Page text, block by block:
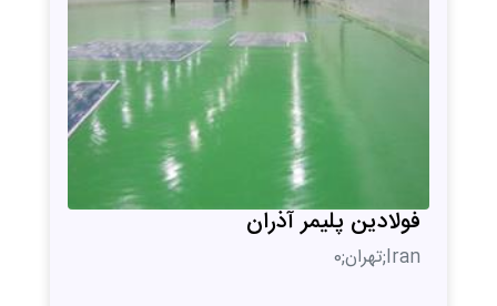
فولادین پلیمر آذران
Iran;تهران;0